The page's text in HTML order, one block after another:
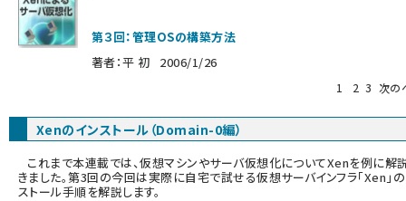
北海道をのんびり旅する晴山佳須夫のヒント集！ (2000)
drupal (1921)
ai crunch (1336)
第３回：管理OSの構築方法
著者：平 初 2006/1/26
1 2 3 次の
Xenのインストール（Domain-0編）
これまで本連載では、仮想マシンやサーバ仮想化についてXenを例に解
きました。第3回の今回は実際に自宅で試せる仮想サーバインフラ「Xen」
ストール手順を解説します。